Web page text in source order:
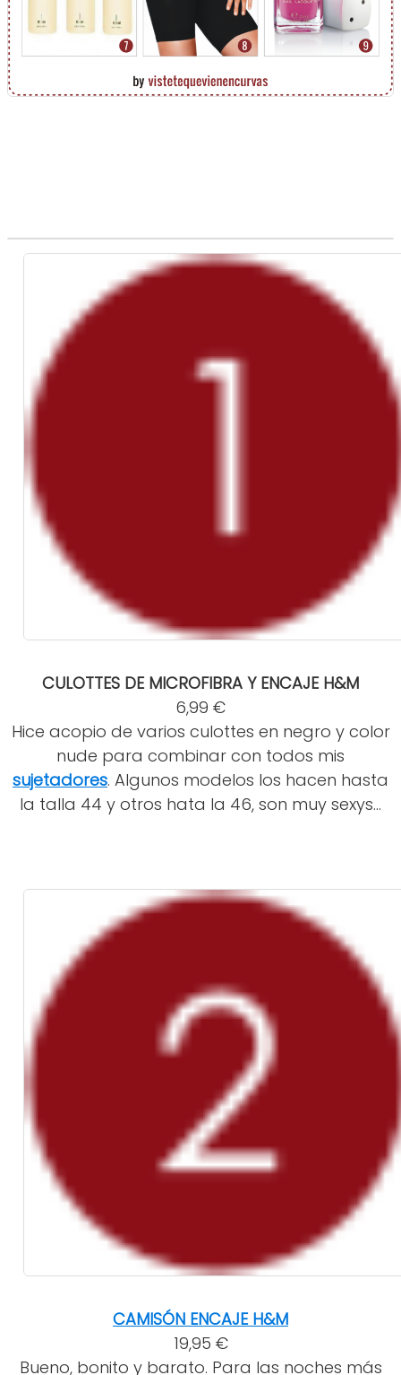
CULOTTES DE MICROFIBRA Y ENCAJE H&M
6,99 €
Hice acopio de varios culottes en negro y color
nude para combinar con todos mis
sujetadores. Algunos modelos los hacen hasta
la talla 44 y otros hata la 46, son muy sexys...
CAMISÓN ENCAJE H&M
19,95 €
Bueno, bonito y barato. Para las noches más